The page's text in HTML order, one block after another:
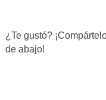
¿Te gustó?
de abajo!